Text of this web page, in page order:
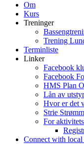
Om
Kurs
Treninger
Trening
Terminliste
Linker
Facebook
Facebook
HMS Plan
Lån av utstyr
Hvor er det
Strie
For
Connect with local